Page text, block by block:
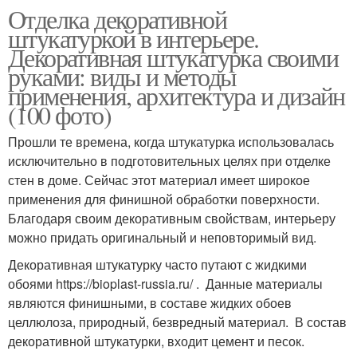
Отделка декоративной
штукатуркой в интерьере.
Декоративная штукатурка своими
руками: виды и методы
применения, архитектура и дизайн
(100 фото)
Прошли те времена, когда штукатурка использовалась
исключительно в подготовительных целях при отделке
стен в доме. Сейчас этот материал имеет широкое
применения для финишной обработки поверхности.
Благодаря своим декоративным свойствам, интерьеру
можно придать оригинальный и неповторимый вид.
Декоративная штукатурку часто путают с жидкими
обоями https://bioplast-russia.ru/ . Данные материалы
являются финишными, в составе жидких обоев
целлюлоза, природный, безвредный материал. В состав
декоративной штукатурки, входит цемент и песок.